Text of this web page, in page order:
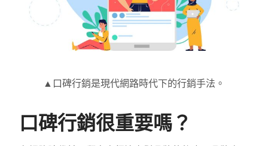
▲口碑行銷是現代網路時代下的行銷手法。
口碑行銷很重要嗎？